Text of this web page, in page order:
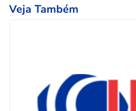
Veja Também